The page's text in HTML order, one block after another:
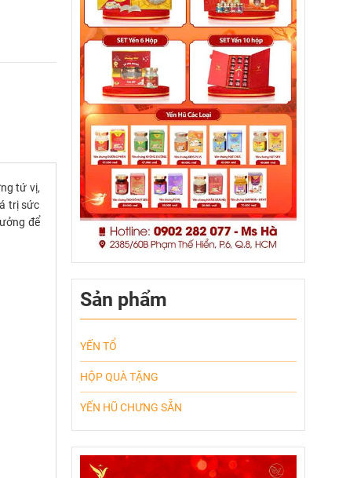
tứ vị,
trị sức
để
Sản phẩm
YẾN TỔ
HỘP QUÀ TẶNG
YẾN HŨ CHƯNG SẴN